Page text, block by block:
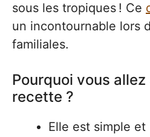
sous les tropiques ! Ce
un incontournable lors
familiales.
Pourquoi vous
recette ?
Elle est simple et